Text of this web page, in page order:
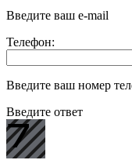
Введите ваш e-mail
Телефон:
Введите ваш номер
Введите ответ